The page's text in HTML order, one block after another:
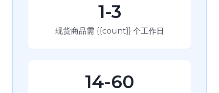
1-3
现货商品需 {{count}} 个工作日
14-60